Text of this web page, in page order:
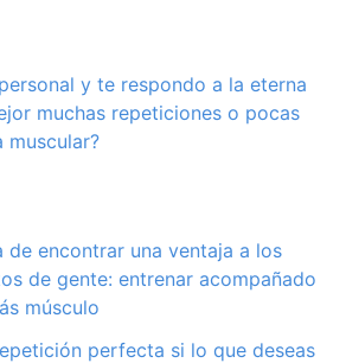
y te respondo a la eterna
muchas repeticiones o pocas
muscular?
de encontrar una ventaja a los
de gente: entrenar acompañado
músculo
perfecta si lo que deseas